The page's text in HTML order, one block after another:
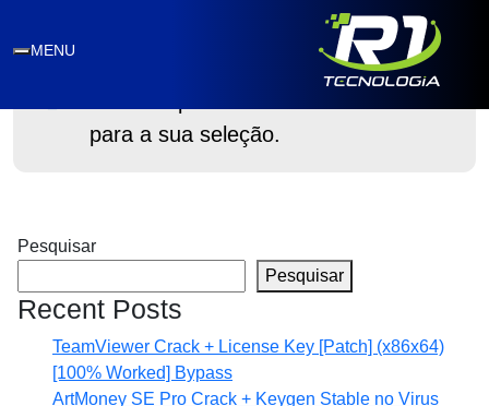
MENU
som portátil Bluetooth
para a sua seleção.
Pesquisar
Pesquisar
Recent Posts
TeamViewer Crack + License Key [Patch] (x86x64)
[100% Worked] Bypass
ArtMoney SE Pro Crack + Keygen Stable no Virus